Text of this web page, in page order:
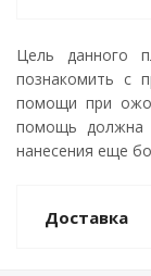
Цель данного
познакомить с
помощи при
помощь должна
нанесения еще
Доставка